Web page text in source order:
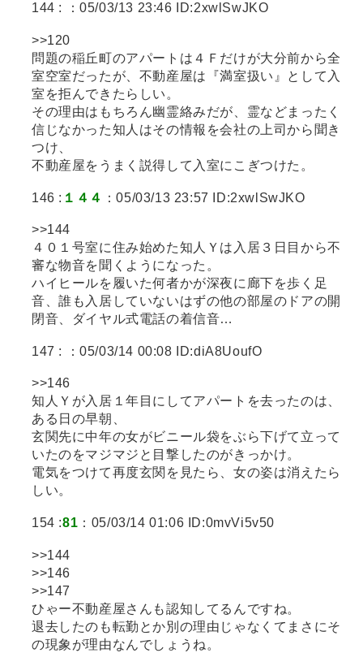
144 : ：05/03/13 23:46 ID:2xwlSwJKO
>>120
問題の稲丘町のアパートは４Ｆだけが大分前から全
室空室だったが、不動産屋は『満室扱い』として入
室を拒んできたらしい。
その理由はもちろん幽霊絡みだが、霊などまったく
信じなかった知人はその情報を会社の上司から聞き
つけ、
不動産屋をうまく説得して入室にこぎつけた。
146 : １４４ ：05/03/13 23:57 ID:2xwlSwJKO
>>144
４０１号室に住み始めた知人Ｙは入居３日目から不
審な物音を聞くようになった。
ハイヒールを履いた何者かが深夜に廊下を歩く足
音、誰も入居していないはずの他の部屋のドアの開
閉音、ダイヤル式電話の着信音…
147 : ：05/03/14 00:08 ID:diA8UoufO
>>146
知人Ｙが入居１年目にしてアパートを去ったのは、
ある日の早朝、
玄関先に中年の女がビニール袋をぶら下げて立って
いたのをマジマジと目撃したのがきっかけ。
電気をつけて再度玄関を見たら、女の姿は消えたら
しい。
154 :81 ：05/03/14 01:06 ID:0mvVi5v50
>>144
>>146
>>147
ひゃー不動産屋さんも認知してるんですね。
退去したのも転勤とか別の理由じゃなくてまさにそ
の現象が理由なんでしょうね。